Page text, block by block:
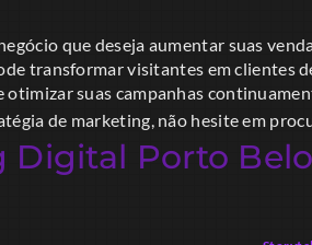
que deseja aumentar suas
transformar visitantes em clientes
otimizar suas campanhas
de marketing, não hesite em
Digital Porto Belo